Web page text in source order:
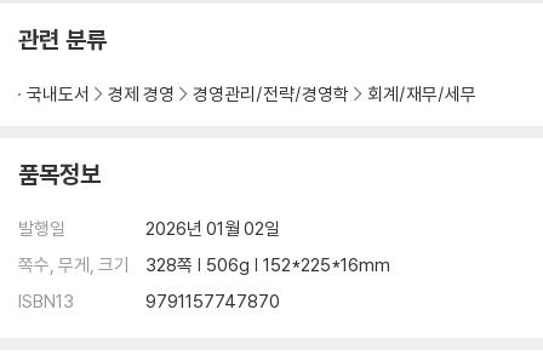
｜상속·증여 계획이 늦었다면 상속재산가액을 줄여라｜상속재산은 눈치
껏 처분하라｜세금이 가벼워지는 상속공제 활용법｜누구나 쉽게 알 수 있
는 증여세 계산법｜증여세, 생활비나 적금을 활용하라｜세금 없이 보험
도 또는 부담부 증여로 집을 이전하는 방법｜긴급 입수! 상속·증여와 관련
관련 분류
국내도서 경제 경영 경영관리/전략/경영학 회계/재무/세무
품목정보
발행일
2026년 01월 02일
쪽수, 무게, 크기
328쪽 | 506g | 152*225*16mm
ISBN13
9791157747870